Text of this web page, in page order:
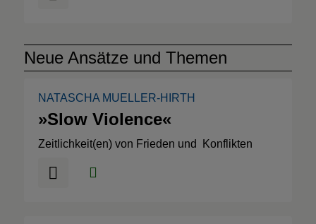
Neue Ansätze und Themen
NATASCHA MUELLER-HIRTH
»Slow Violence«
Zeitlichkeit(en) von Frieden und Konflikten